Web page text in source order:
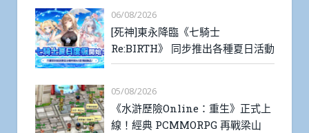
06/08/2026
[死神]東永降臨《七騎士
Re:BIRTH》 同步推出各種夏日活動
05/08/2026
《水滸歷險Online：重生》正式上
線！經典 PCMMORPG 再戰梁山